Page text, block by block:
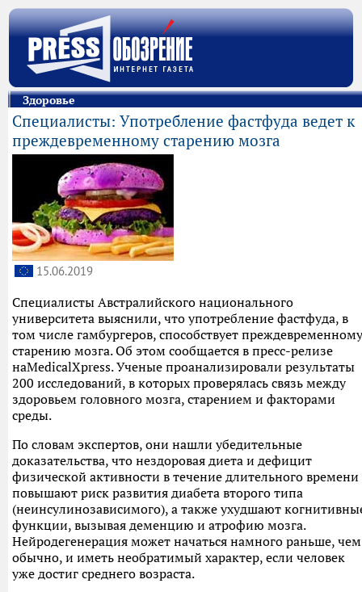
Здоровье
Специалисты: Употребление фастфуда ведет к
преждевременному старению мозга
15.06.2019
Специалисты Австралийского национального
университета выяснили, что употребление фастфуда, в
том числе гамбургеров, способствует преждевременному
старению мозга. Об этом сообщается в пресс-релизе
наMedicalXpress. Ученые проанализировали результаты
200 исследований, в которых проверялась связь между
здоровьем головного мозга, старением и факторами
среды.
По словам экспертов, они нашли убедительные
доказательства, что нездоровая диета и дефицит
физической активности в течение длительного времени
повышают риск развития диабета второго типа
(неинсулинозависимого), а также ухудшают
функции, вызывая деменцию и атрофию мозга.
Нейродегенерация может начаться намного раньше, чем
обычно, и иметь необратимый характер, если человек
уже достиг среднего возраста.